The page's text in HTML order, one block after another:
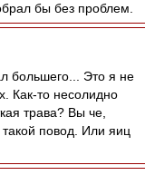
бы без проблем.
большего... Это я не
Как-то несолидно
трава? Вы че,
повод. Или яиц